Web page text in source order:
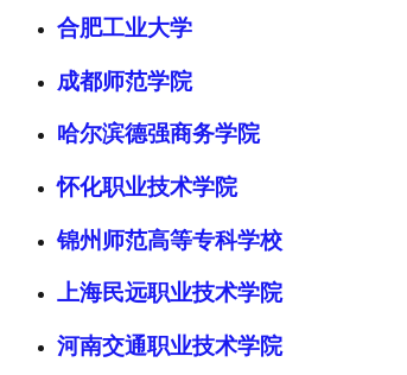
合肥工业大学
成都师范学院
哈尔滨德强商务学院
怀化职业技术学院
锦州师范高等专科学校
上海民远职业技术学院
河南交通职业技术学院